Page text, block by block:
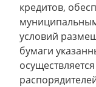
кредитов,
условий
бумаги